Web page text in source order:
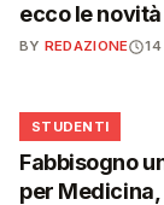
ecco le
BY REDAZIONE
🎓
STUDENTI
Fabbisogno
per